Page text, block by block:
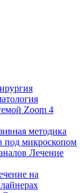
Zoom 4
методика
под микроскопом
Лечение
на